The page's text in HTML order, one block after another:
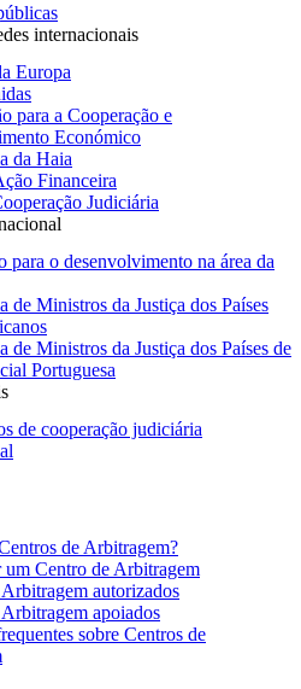
internacionais
Europa
para a Cooperação e
Económico
da Haia
Financeira
Judiciária
para o desenvolvimento na área da
de Ministros da Justiça dos Países
de Ministros da Justiça dos Países de
Portuguesa
de cooperação judiciária
de Arbitragem?
um Centro de Arbitragem
autorizados
apoiados
sobre Centros de